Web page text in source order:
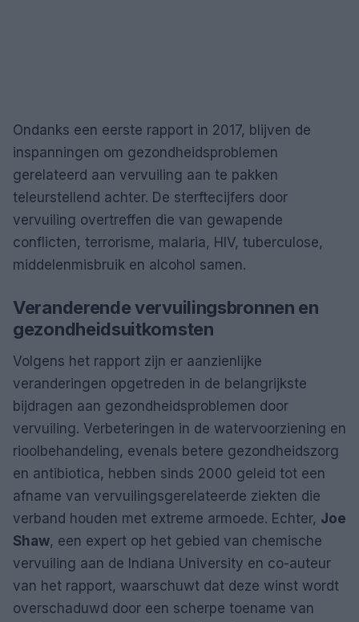
Ondanks een eerste rapport in 2017, blijven de
inspanningen om gezondheidsproblemen
gerelateerd aan vervuiling aan te pakken
teleurstellend achter. De sterftecijfers door
vervuiling overtreffen die van gewapende
conflicten, terrorisme, malaria, HIV, tuberculose,
middelenmisbruik en alcohol samen.
Veranderende vervuilingsbronnen en
gezondheidsuitkomsten
Volgens het rapport zijn er aanzienlijke
veranderingen opgetreden in de belangrijkste
bijdragen aan gezondheidsproblemen door
vervuiling. Verbeteringen in de watervoorziening en
rioolbehandeling, evenals betere gezondheidszorg
en antibiotica, hebben sinds 2000 geleid tot een
afname van vervuilingsgerelateerde ziekten die
verband houden met extreme armoede. Echter, Joe
Shaw, een expert op het gebied van chemische
vervuiling aan de Indiana University en co-auteur
van het rapport, waarschuwt dat deze winst wordt
overschaduwd door een scherpe toename van